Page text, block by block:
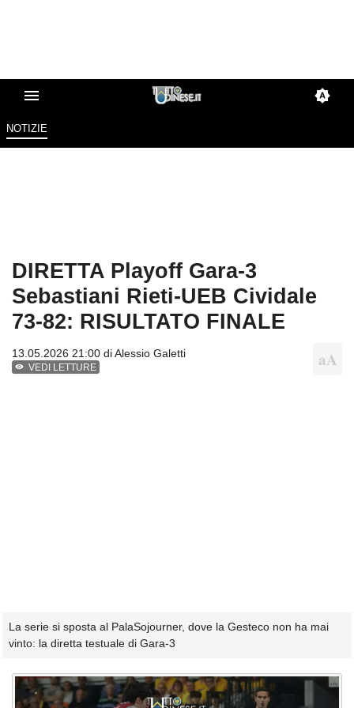
NOTIZIE
DIRETTA Playoff Gara-3
Sebastiani Rieti-UEB Cividale
73-82: RISULTATO FINALE
13.05.2026 21:00 diAlessio Galetti
VEDI LETTURE
La serie si sposta al PalaSojourner, dove la Gesteco non ha mai
vinto: la diretta testuale di Gara-3